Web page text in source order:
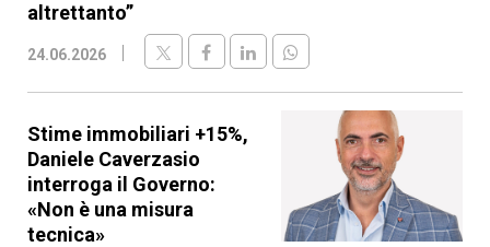
altrettanto”
24.06.2026
Stime immobiliari +15%,
Daniele Caverzasio
interroga il Governo:
«Non è una misura
tecnica»